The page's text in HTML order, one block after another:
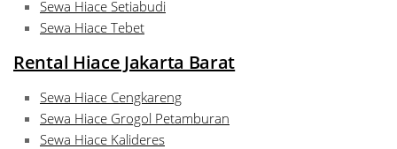
Sewa Hiace Setiabudi
Sewa Hiace Tebet
Rental Hiace Jakarta Barat
Sewa Hiace Cengkareng
Sewa Hiace Grogol Petamburan
Sewa Hiace Kalideres